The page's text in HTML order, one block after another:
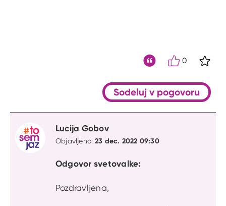
0
Sodeluj v pogovoru
Lucija Gobov
Objavljeno:23 dec. 2022 09:30
Odgovor svetovalke:
Pozdravljena,